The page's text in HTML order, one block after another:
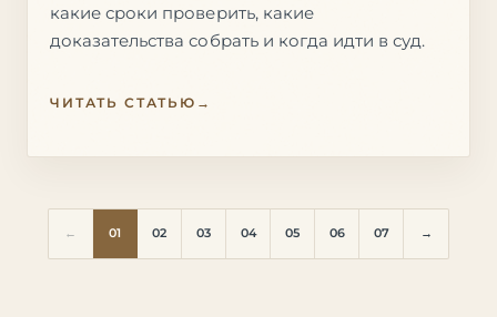
какие сроки проверить, какие
доказательства собрать и когда идти в суд.
ЧИТАТЬ СТАТЬЮ →
← 01 02 03 04 05 06 07 →